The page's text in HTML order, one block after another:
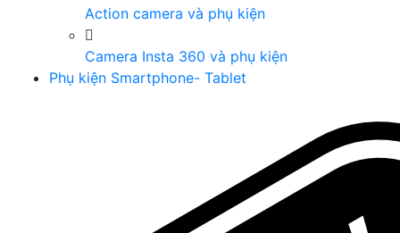
Action camera và phụ kiện
Camera Insta 360 và phụ kiện
Phụ kiện Smartphone- Tablet